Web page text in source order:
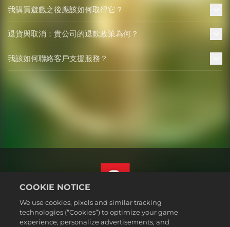
我購買遊戲之後應該如何取得它？
退貨與取消：貴公司的退款政策為何？
我該如何聯絡客戶支援服務？
法務
繁體中文
COOKIE NOTICE
We use cookies, pixels and similar tracking
technologies (“Cookies”) to optimize your game
experience, personalize advertisements, and